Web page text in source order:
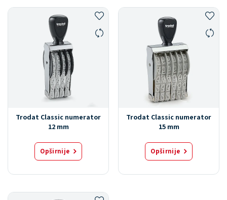
Trodat Classic numerator
12 mm
Opširnije
Trodat Classic numerator
15 mm
Opširnije